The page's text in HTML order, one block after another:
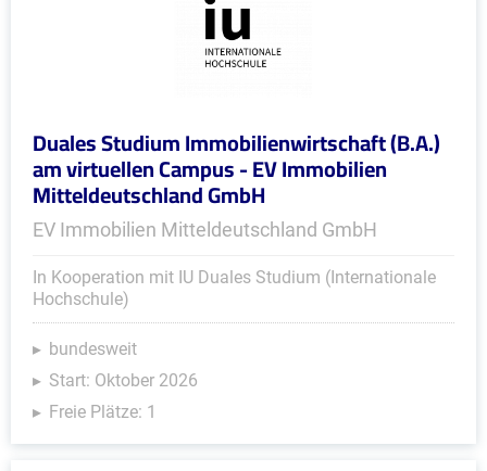
Duales Studium Immobilienwirtschaft (B.A.)
am virtuellen Campus - EV Immobilien
Mitteldeutschland GmbH
EV Immobilien Mitteldeutschland GmbH
In Kooperation mit IU Duales Studium (Internationale
Hochschule)
bundesweit
Start: Oktober 2026
Freie Plätze: 1